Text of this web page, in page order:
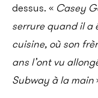
dessus. « Casey
serrure quand il a
cuisine, où son
ans l’ont vu
Subway à la main